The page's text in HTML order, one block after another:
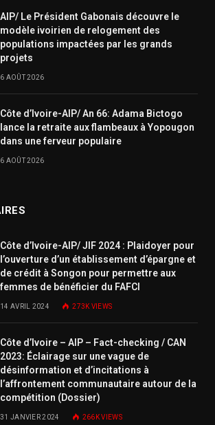
AIP/ Le Président Gabonais découvre le
modèle ivoirien de relogement des
populations impactées par les grands
projets
6 AOÛT 2026
Côte d’Ivoire-AIP/ An 66: Adama Bictogo
lance la retraite aux flambeaux à Yopougon
dans une ferveur populaire
6 AOÛT 2026
Côte d’Ivoire-AIP/ JIF 2024 : Plaidoyer pour
l’ouverture d’un établissement d’épargne et
de crédit à Songon pour permettre aux
femmes de bénéficier du FAFCI
14 AVRIL 2024 273KVIEWS
Côte d’Ivoire – AIP – Fact-checking / CAN
2023: Éclairage sur une vague de
désinformation et d’incitations à
l’affrontement communautaire autour de la
compétition (Dossier)
31 JANVIER 2024 266KVIEWS